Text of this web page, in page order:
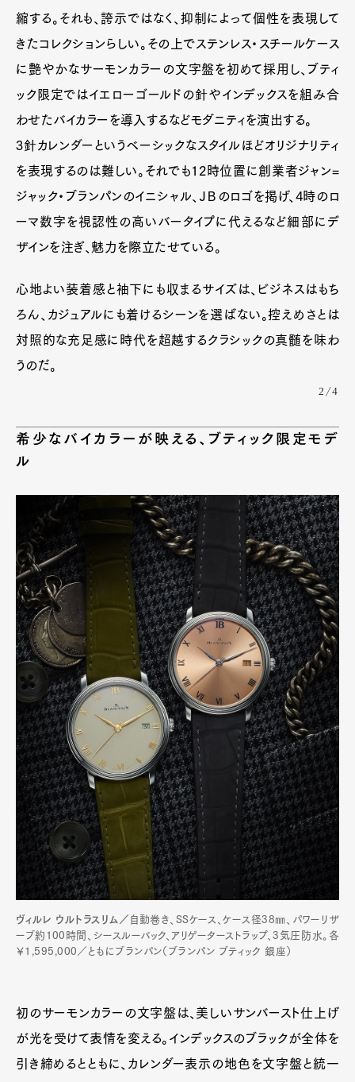
縮する。それも、誇示ではなく、抑制によって個性を表現して
きたコレクションらしい。その上でステンレス・スチールケース
に艶やかなサーモンカラーの文字盤を初めて採用し、ブティ
ック限定ではイエローゴールドの針やインデックスを組み合
わせたバイカラーを導入するなどモダニティを演出する。
3針カレンダーというベーシックなスタイルほどオリジナリティ
を表現するのは難しい。それでも12時位置に創業者ジャン=
ジャック・ブランパンのイニシャル、ＪＢのロゴを掲げ、4時のロ
ーマ数字を視認性の高いバータイプに代えるなど細部にデ
ザインを注ぎ、魅力を際立たせている。
心地よい装着感と袖下にも収まるサイズは、ビジネスはもち
ろん、カジュアルにも着けるシーンを選ばない。控えめさとは
対照的な充足感に時代を超越するクラシックの真髄を味わ
うのだ。
2/4
希少なバイカラーが映える、ブティック限定モデ
ル
ヴィルレ ウルトラスリム／ 自動巻き、SSケース、ケース径38㎜、パワーリザ
ーブ約100時間、シースルーバック、アリゲーターストラップ、3気圧防水。各
￥1,595,000／ともにブランパン（ブランパン ブティック 銀座）
初のサーモンカラーの文字盤は、美しいサンバースト仕上げ
が光を受けて表情を変える。インデックスのブラックが全体を
引き締めるとともに、カレンダー表示の地色を文字盤と統一